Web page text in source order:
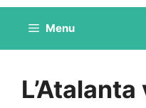
contenuto
Menu